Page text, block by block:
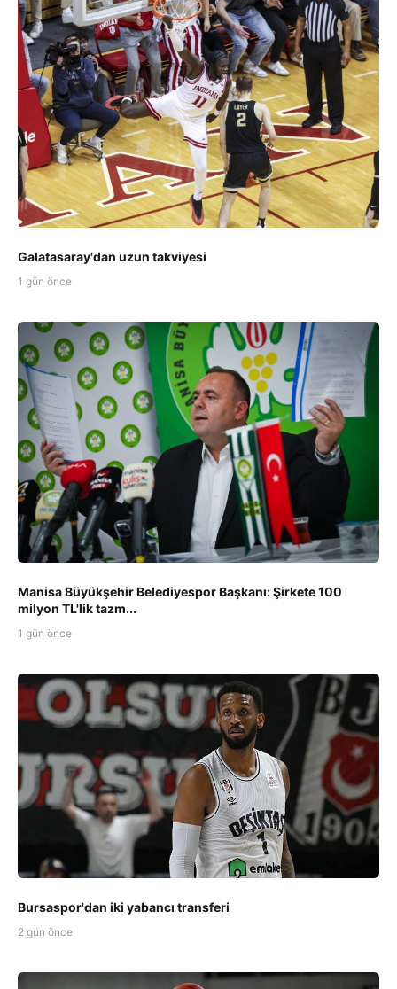
Galatasaray'dan uzun takviyesi
1 gün önce
Manisa Büyükşehir Belediyespor Başkanı: Şirkete 100
milyon TL'lik tazm...
1 gün önce
Bursaspor'dan iki yabancı transferi
2 gün önce